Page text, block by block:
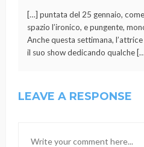
[…] puntata del 25 gennaio,
spazio l’ironico, e pungente,
Anche questa settimana,
il suo show dedicando qualche
LEAVE A RESPONSE